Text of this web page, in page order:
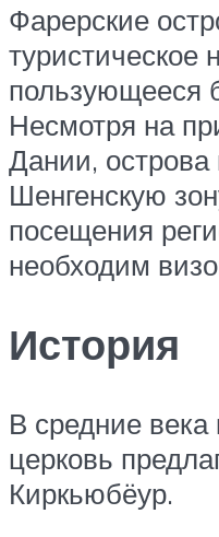
Фарерские
туристическое
пользующееся
Несмотря на
Дании, острова
Шенгенскую
посещения
необходим
История
В средние века
церковь
Киркьюбёур.